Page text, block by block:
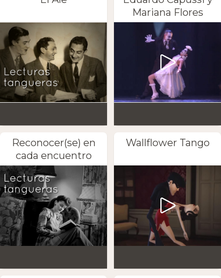
Mariana Flores
Reconocer(se) en
cada encuentro
Wallflower Tango